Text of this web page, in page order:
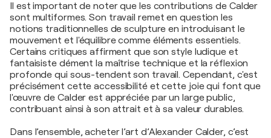
Il est important de noter que les contributions de Calder
sont multiformes. Son travail remet en question les
notions traditionnelles de sculpture en introduisant le
mouvement et l'équilibre comme éléments essentiels.
Certains critiques affirment que son style ludique et
fantaisiste dément la maîtrise technique et la réflexion
profonde qui sous-tendent son travail. Cependant, c'est
précisément cette accessibilité et cette joie qui font que
l'œuvre de Calder est appréciée par un large public,
contribuant ainsi à son attrait et à sa valeur durables.
Dans l’ensemble, acheter l’art d’Alexander Calder, c’est